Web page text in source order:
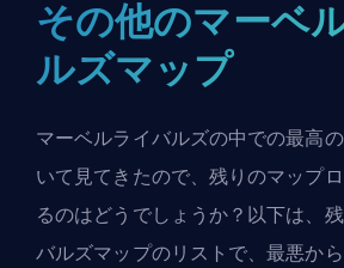
その他のマーベ
ルズマップ
マーベルライバルズの中での最高
いて見てきたので、残りのマップ
るのはどうでしょうか？以下は、
バルズマップのリストで、最悪か